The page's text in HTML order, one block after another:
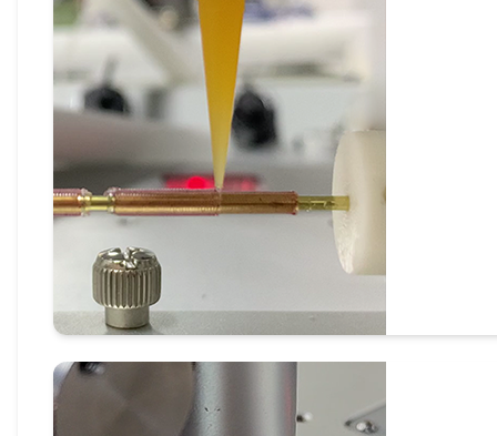
转轴3D打印